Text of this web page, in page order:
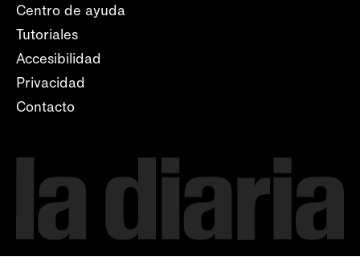
Centro de ayuda
Tutoriales
Accesibilidad
Privacidad
Contacto